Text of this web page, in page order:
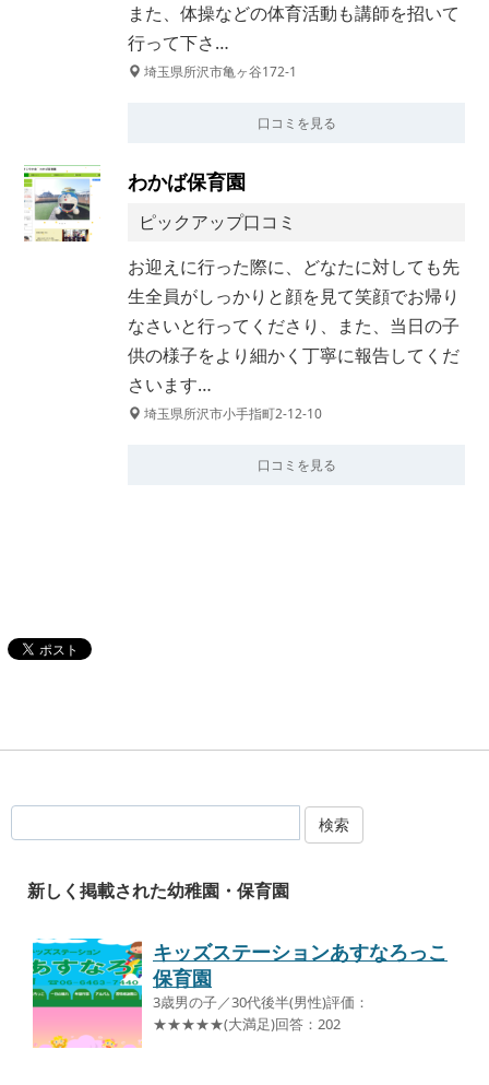
また、体操などの体育活動も講師を招いて
行って下さ…
埼玉県所沢市亀ヶ谷172-1
口コミを見る
わかば保育園
ピックアップ口コミ
お迎えに行った際に、どなたに対しても先
生全員がしっかりと顔を見て笑顔でお帰り
なさいと行ってくださり、また、当日の子
供の様子をより細かく丁寧に報告してくだ
さいます…
埼玉県所沢市小手指町2-12-10
口コミを見る
検索
新しく掲載された幼稚園・保育園
キッズステーションあすなろっこ
保育園
3歳男の子／30代後半(男性)評価：
★★★★★(大満足)回答：202